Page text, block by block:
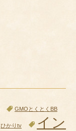
GMOとくとくBB
ひかりtv
イン